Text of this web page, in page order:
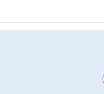
in its latin form
Ostia. This report over
until today it is
a little clearer the